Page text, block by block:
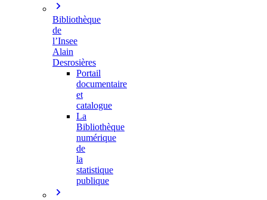
Bibliothèque
de
l’Insee
Alain
Desrosières
Portail
documentaire
et
catalogue
La
Bibliothèque
numérique
de
la
statistique
publique